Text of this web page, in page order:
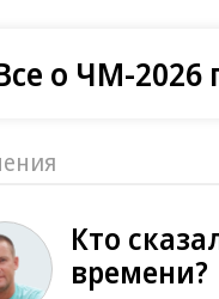
о ЧМ-2026
Кто
времени?